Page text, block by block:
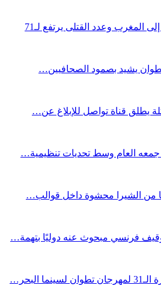
بتطوان يشيد بصمود الصحافيين…
يطلق قناة تواصل للإبلاغ عن…
جمعه العام وسط تحديات تنظيمية…
فرنسي مبحوث عنه دوليًا بتهمة…